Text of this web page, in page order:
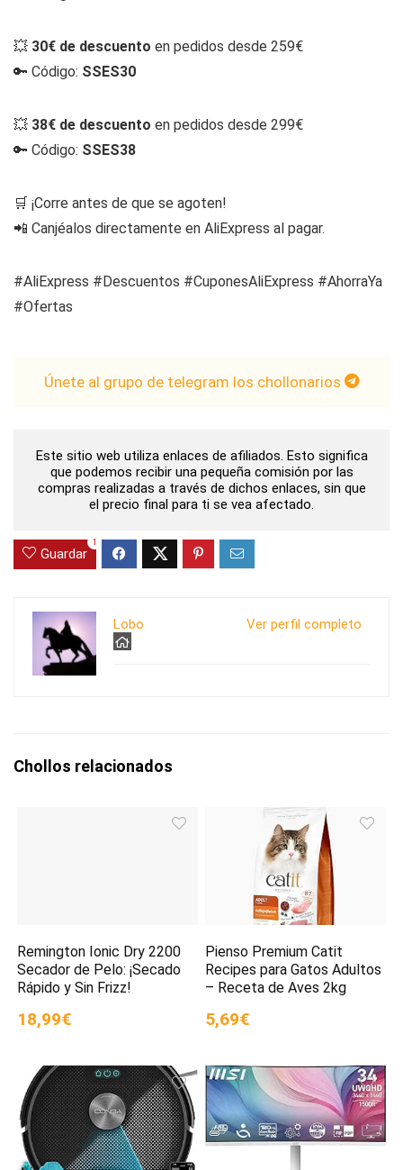
💥 30€ de descuento en pedidos desde 259€
🔑 Código: SSES30
💥 38€ de descuento en pedidos desde 299€
🔑 Código: SSES38
🛒 ¡Corre antes de que se agoten!
📲 Canjéalos directamente en AliExpress al pagar.
#AliExpress #Descuentos #CuponesAliExpress #AhorraYa
#Ofertas
Únete al grupo de telegram los chollonarios
Este sitio web utiliza enlaces de afiliados. Esto significa
que podemos recibir una pequeña comisión por las
compras realizadas a través de dichos enlaces, sin que
el precio final para ti se vea afectado.
Guardar
1
Ver perfil completo
Lobo
Chollos relacionados
Remington Ionic Dry 2200
Secador de Pelo: ¡Secado
Rápido y Sin Frizz!
18,99€
Pienso Premium Catit
Recipes para Gatos Adultos
– Receta de Aves 2kg
5,69€